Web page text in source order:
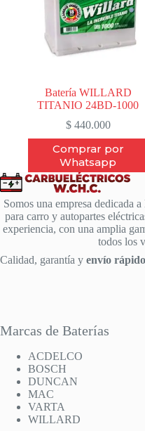
Batería WILLARD
TITANIO 24BD-1000
$440.000
Comprar por
Whatsapp
Somos una empresa dedicada
para carro y autopartes
experiencia, con una amplia
todos los
Calidad, garantía y envío rápido
Marcas de Baterías
ACDELCO
BOSCH
DUNCAN
MAC
VARTA
WILLARD